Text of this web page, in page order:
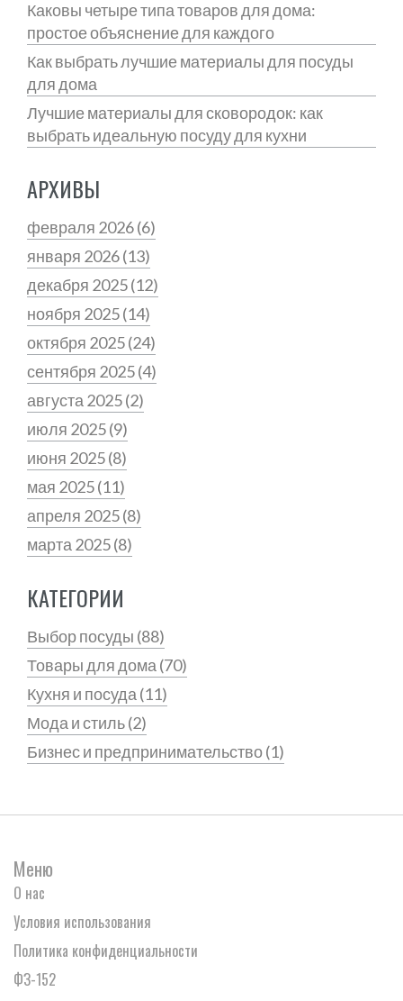
Каковы четыре типа товаров для дома:
простое объяснение для каждого
Как выбрать лучшие материалы для посуды
для дома
Лучшие материалы для сковородок: как
выбрать идеальную посуду для кухни
АРХИВЫ
февраля 2026(6)
января 2026(13)
декабря 2025(12)
ноября 2025(14)
октября 2025(24)
сентября 2025(4)
августа 2025(2)
июля 2025(9)
июня 2025(8)
мая 2025(11)
апреля 2025(8)
марта 2025(8)
КАТЕГОРИИ
Выбор посуды (88)
Товары для дома (70)
Кухня и посуда (11)
Мода и стиль(2)
Бизнес и предпринимательство(1)
Меню
О нас
Условия использования
Политика конфиденциальности
ФЗ-152